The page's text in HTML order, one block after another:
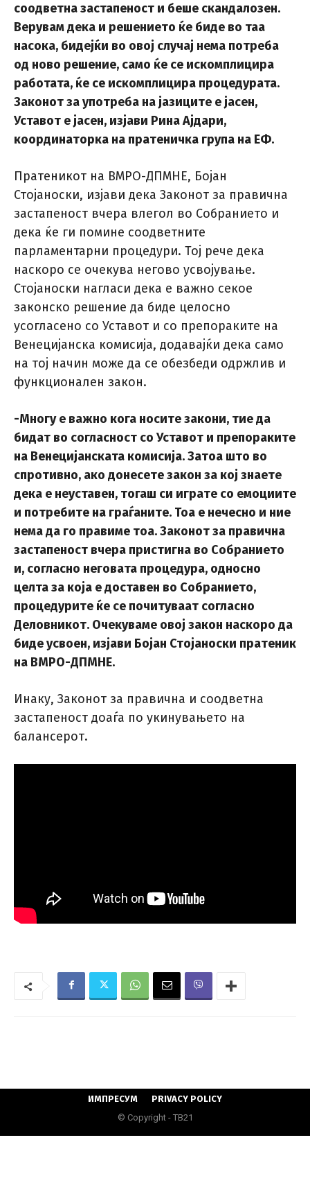
соодветна застапеност и беше скандалозен.
Верувам дека и решението ќе биде во таа
насока, бидејќи во овој случај нема потреба
од ново решение, само ќе се искомплицира
работата, ќе се искомплицира процедурата.
Законот за употреба на јазиците е јасен,
Уставот е јасен, изјави Рина Ајдари,
координаторка на пратеничка група на ЕФ.
Пратеникот на ВМРО-ДПМНЕ, Бојан
Стојаноски, изјави дека Законот за правична
застапеност вчера влегол во Собранието и
дека ќе ги помине соодветните
парламентарни процедури. Тој рече дека
наскоро се очекува негово усвојување.
Стојаноски нагласи дека е важно секое
законско решение да биде целосно
усогласено со Уставот и со препораките на
Венецијанска комисија, додавајќи дека само
на тој начин може да се обезбеди одржлив и
функционален закон.
-Многу е важно кога носите закони, тие да
бидат во согласност со Уставот и препораките
на Венецијанската комисија. Затоа што во
спротивно, ако донесете закон за кој знаете
дека е неуставен, тогаш си играте со емоциите
и потребите на граѓаните. Тоа е нечесно и ние
нема да го правиме тоа. Законот за правична
застапеност вчера пристигна во Собранието
и, согласно неговата процедура, односно
целта за која е доставен во Собранието,
процедурите ќе се почитуваат согласно
Деловникот. Очекуваме овој закон наскоро да
биде усвоен, изјави Бојан Стојаноски пратеник
на ВМРО-ДПМНЕ.
Инаку, Законот за правична и соодветна
застапеност доаѓа по укинувањето на
балансерот.
ИМПРЕСУМ
PRIVACY POLICY
© Copyright - ТВ21